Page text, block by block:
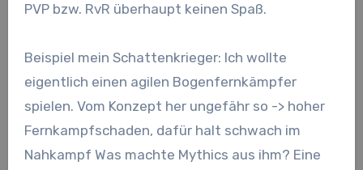
PVP bzw. RvR überhaupt keinen Spaß.
Beispiel mein Schattenkrieger: Ich wollte
eigentlich einen agilen Bogenfernkämpfer
spielen. Vom Konzept her ungefähr so -> hoher
Fernkampfschaden, dafür halt schwach im
Nahkampf Was machte Mythics aus ihm? Eine